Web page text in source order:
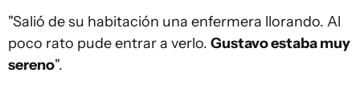
"Salió de su habitación una enfermera llorando. Al
poco rato pude entrar a verlo. Gustavo estaba muy
sereno".